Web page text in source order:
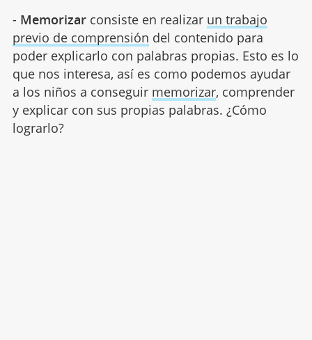
- Memorizarconsiste en realizar un trabajo
previo de comprensión del contenido para
poder explicarlo con palabras propias. Esto es lo
que nos interesa, así es como podemos ayudar
a los niños a conseguir memorizar, comprender
y explicar con sus propias palabras. ¿Cómo
lograrlo?